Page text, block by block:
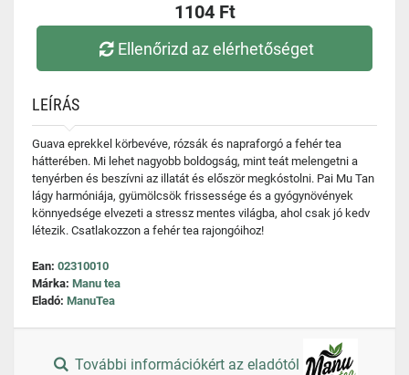
1104 Ft
Ellenőrizd az elérhetőséget
LEÍRÁS
Guava eprekkel körbevéve, rózsák és napraforgó a fehér tea
hátterében. Mi lehet nagyobb boldogság, mint teát melengetni a
tenyérben és beszívni az illatát és először megkóstolni. Pai Mu Tan
lágy harmóniája, gyümölcsök frissessége és a gyógynövények
könnyedsége elvezeti a stressz mentes világba, ahol csak jó kedv
létezik. Csatlakozzon a fehér tea rajongóihoz!
Ean: 02310010
Márka: Manu tea
Eladó: ManuTea
További információkért az eladótól